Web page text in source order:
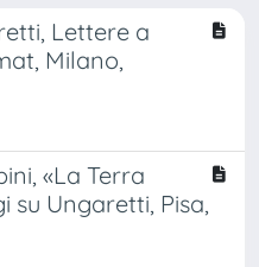
Lettere a
Milano,
«La Terra
su Ungaretti, Pisa,